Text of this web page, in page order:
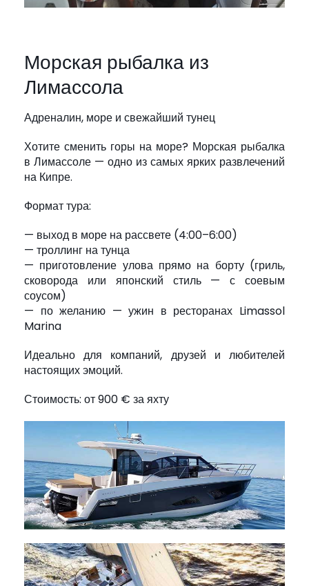
Морская рыбалка из
Лимассола
Адреналин, море и свежайший тунец
Хотите сменить горы на море? Морская рыбалка
в Лимассоле — одно из самых ярких развлечений
на Кипре.
Формат тура:
— выход в море на рассвете (4:00–6:00)
— троллинг на тунца
— приготовление улова прямо на борту (гриль,
сковорода или японский стиль — с соевым
соусом)
— по желанию — ужин в ресторанах Limassol
Marina
Идеально для компаний, друзей и любителей
настоящих эмоций.
Стоимость: от 900 € за яхту